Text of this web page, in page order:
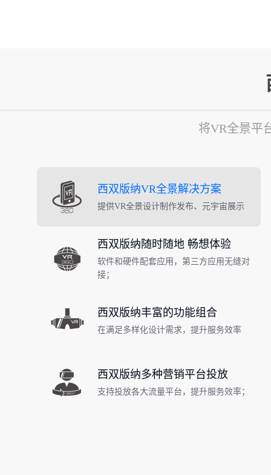
将VR全景平
西双版纳VR全景解决方案
提供VR全景设计制作发布、元宇宙展示
西双版纳随时随地 畅想体验
软件和硬件配套应用，第三方应用无缝对
接；
西双版纳丰富的功能组合
在满足多样化设计需求，提升服务效率
西双版纳多种营销平台投放
支持投放各大流量平台，提升服务效率；